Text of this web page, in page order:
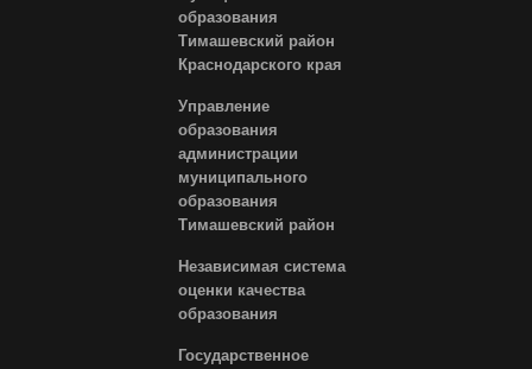
образования
Тимашевский район
Краснодарского края
Управление
образования
администрации
муниципального
образования
Тимашевский район
Независимая система
оценки качества
образования
Государственное